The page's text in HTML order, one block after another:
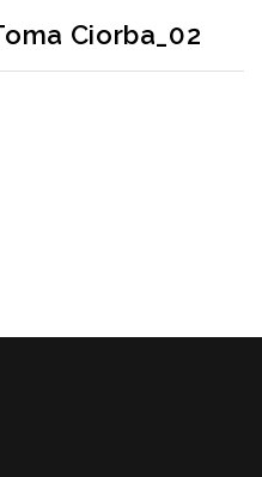
Ciorba_02